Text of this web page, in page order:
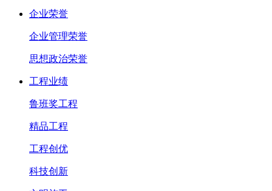
企业荣誉
企业管理荣誉
思想政治荣誉
工程业绩
鲁班奖工程
精品工程
工程创优
科技创新